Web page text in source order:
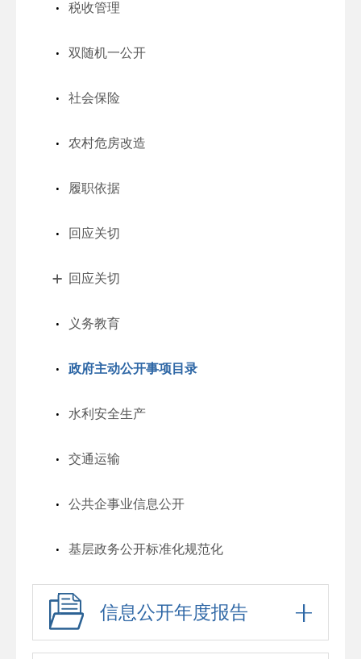
税收管理
双随机一公开
社会保险
农村危房改造
履职依据
回应关切
回应关切
义务教育
政府主动公开事项目录
水利安全生产
交通运输
公共企事业信息公开
基层政务公开标准化规范化
信息公开年度报告